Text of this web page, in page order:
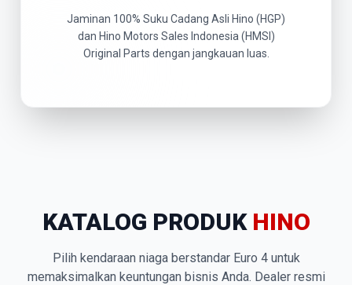
Jaminan 100% Suku Cadang Asli Hino (HGP)
dan Hino Motors Sales Indonesia (HMSI)
Original Parts dengan jangkauan luas.
KATALOG PRODUK HINO
Pilih kendaraan niaga berstandar Euro 4 untuk
memaksimalkan keuntungan bisnis Anda. Dealer resmi